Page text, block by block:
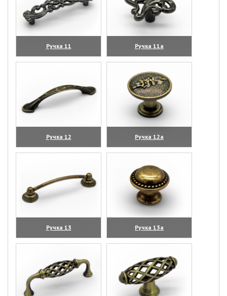
Ручка 11
(увеличить)
Ручка 11а
(увеличить)
Ручка 12
(увеличить)
Ручка 12а
(увеличить)
Ручка 13
(увеличить)
Ручка 13а
(увеличить)